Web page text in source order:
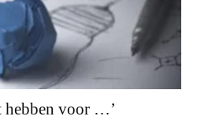
hebben voor …’